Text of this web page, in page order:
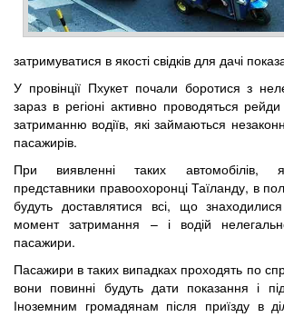
затримуватися в якості свідків для дачі
У провінції Пхукет почали боротися з
зараз в регіоні активно проводяться
затриманню водіїв, які займаються
пасажирів.
При виявленні таких автомобілів,
представники правоохоронці Таїланду, в
будуть доставлятися всі, що
момент затримання – і водій
пасажири.
Пасажири в таких випадках проходять по
вони повинні будуть дати показання і
Іноземним громадянам після приїзду в